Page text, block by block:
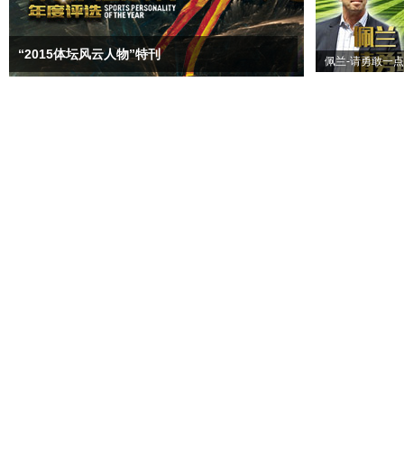
“2015体坛风云人物”特刊 佩兰-请勇敢一点